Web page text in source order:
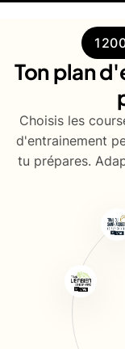
Ton plan
Choisis les
d'entrainement
tu prépares.